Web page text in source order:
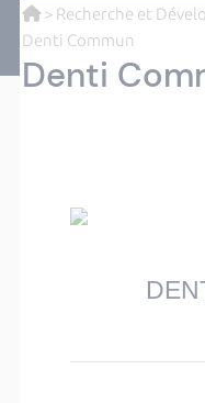
> Recherche et
Denti Commun
Denti